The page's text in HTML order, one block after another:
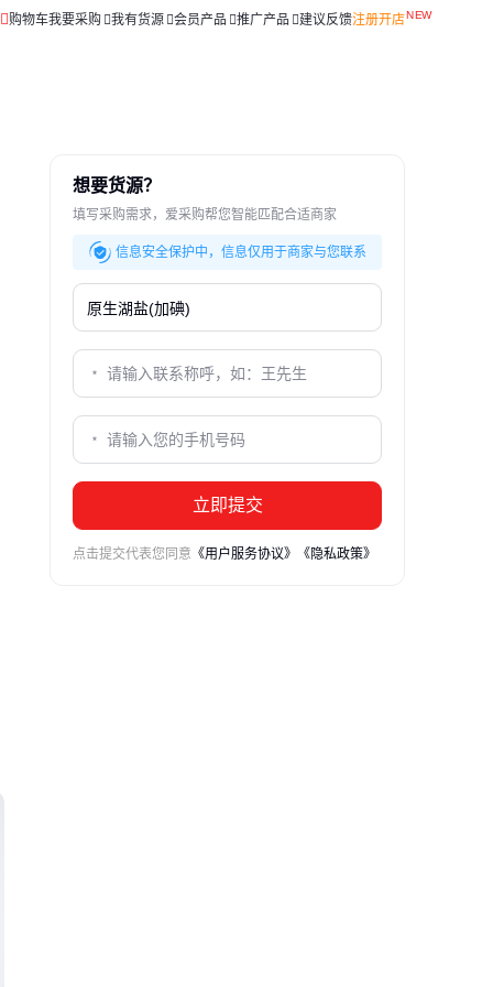
购物车我要采购 我有货源 会员产品 推广产品 建议反馈注册开店
想要货源？
填写采购需求，爱采购帮您智能匹配合适商家
信息安全保护中，信息仅用于商家与您联系
立即提交
点击提交代表您同意 《用户服务协议》 《隐私政策》